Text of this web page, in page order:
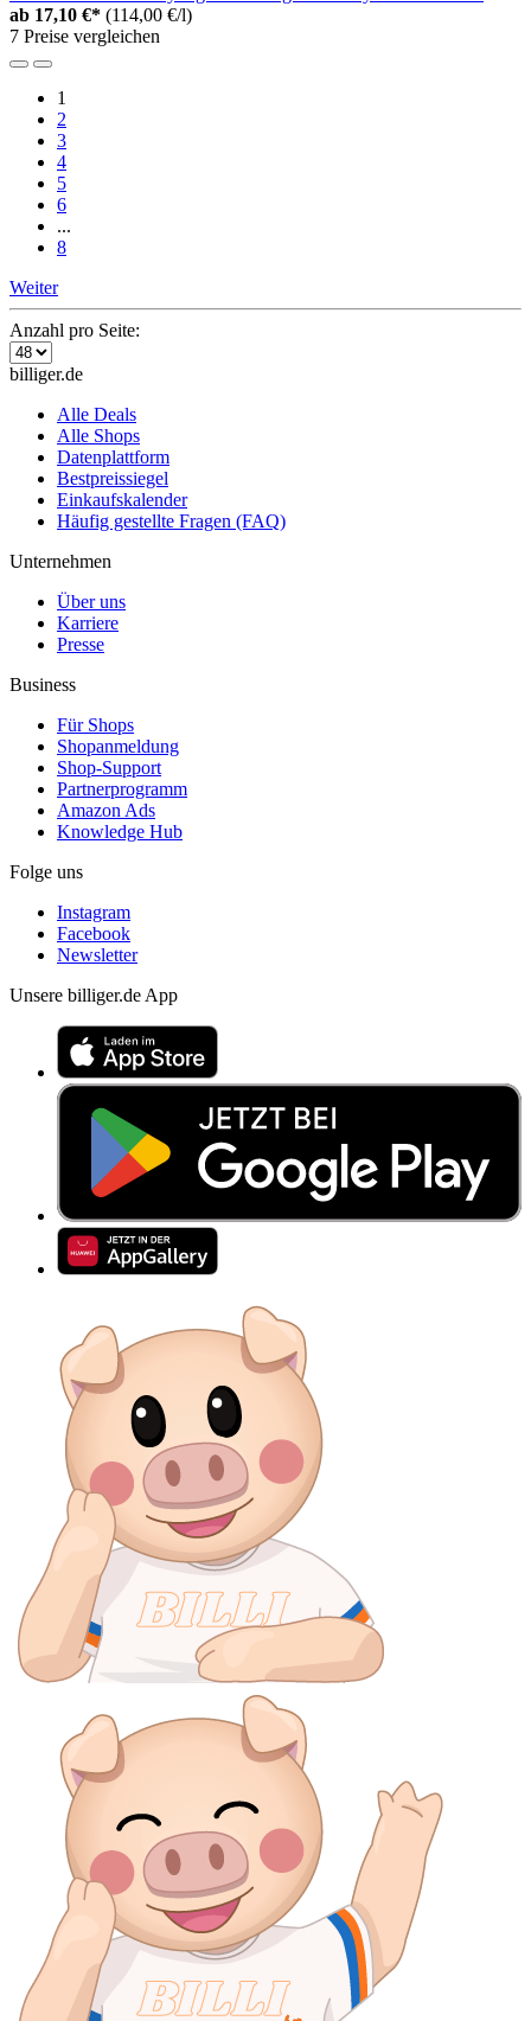
ab 17,10 €* (114,00 €/l)
7 Preise vergleichen
1
2
3
4
5
6
...
8
Weiter
Anzahl pro Seite:
billiger.de
Alle Deals
Alle Shops
Datenplattform
Bestpreissiegel
Einkaufskalender
Häufig gestellte Fragen (FAQ)
Unternehmen
Über uns
Karriere
Presse
Business
Für Shops
Shopanmeldung
Shop-Support
Partnerprogramm
Amazon Ads
Knowledge Hub
Folge uns
Instagram
Facebook
Newsletter
Unsere billiger.de App